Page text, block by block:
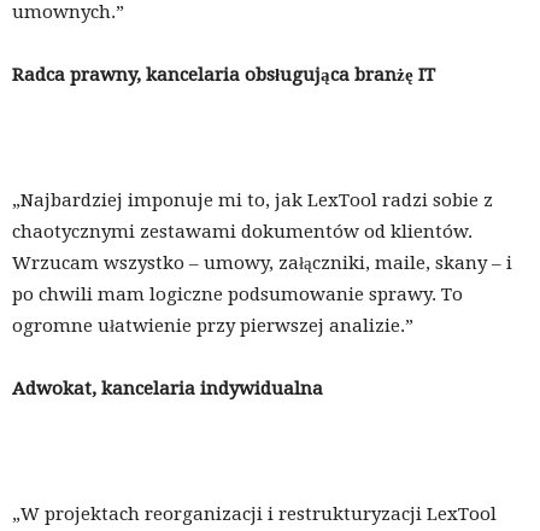
umownych.”
Radca prawny, kancelaria obsługująca branżę IT
„Najbardziej imponuje mi to, jak LexTool radzi sobie z
chaotycznymi zestawami dokumentów od klientów.
Wrzucam wszystko – umowy, załączniki, maile, skany – i
po chwili mam logiczne podsumowanie sprawy. To
ogromne ułatwienie przy pierwszej analizie.”
Adwokat, kancelaria indywidualna
„W projektach reorganizacji i restrukturyzacji LexTool